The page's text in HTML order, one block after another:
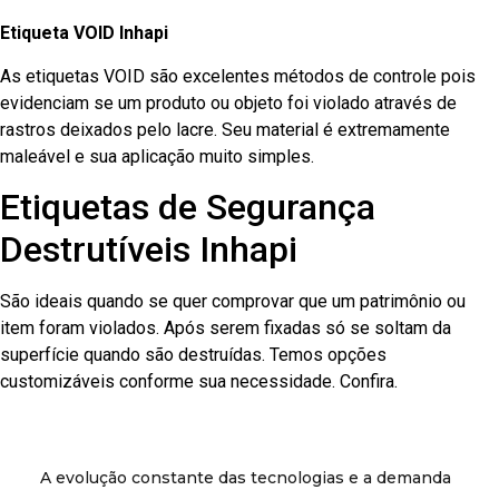
Etiqueta VOID Inhapi
As etiquetas VOID são excelentes métodos de controle pois
evidenciam se um produto ou objeto foi violado através de
rastros deixados pelo lacre. Seu material é extremamente
maleável e sua aplicação muito simples.
Etiquetas de Segurança
Destrutíveis Inhapi
São ideais quando se quer comprovar que um patrimônio ou
item foram violados. Após serem fixadas só se soltam da
superfície quando são destruídas. Temos opções
customizáveis conforme sua necessidade. Confira.
A evolução constante das tecnologias e a demanda